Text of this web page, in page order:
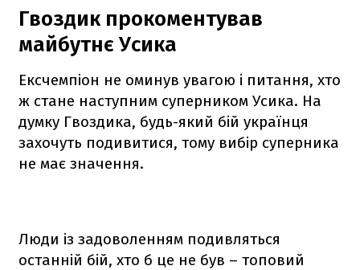
Гвоздик прокоментував
майбутнє Усика
Ексчемпіон не оминув увагою і питання, хто
ж стане наступним суперником Усика. На
думку Гвоздика, будь-який бій українця
захочуть подивитися, тому вибір суперника
не має значення.
Люди із задоволенням подивляться
останній бій, хто б це не був – топовий